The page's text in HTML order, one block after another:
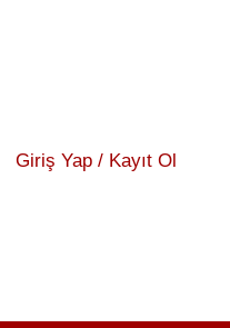
Giriş Yap / Kayıt Ol